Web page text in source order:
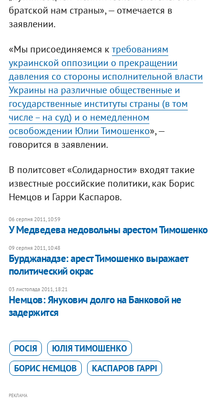
братской нам страны», — отмечается в
заявлении.
«Мы присоединяемся к требованиям
украинской оппозиции о прекращении
давления со стороны исполнительной власти
Украины на различные общественные и
государственные институты страны (в том
числе – на суд) и о немедленном
освобождении Юлии Тимошенко», —
говорится в заявлении.
В политсовет «Солидарности» входят такие
известные российские политики, как Борис
Немцов и Гарри Каспаров.
06 серпня 2011, 10:59
У Медведева недовольны арестом Тимошенко
09 серпня 2011, 10:48
Бурджанадзе: арест Тимошенко выражает
политический окрас
03 листопада 2011, 18:21
Немцов: Янукович долго на Банковой не
задержится
РОСІЯ
ЮЛІЯ ТИМОШЕНКО
БОРИС НЄМЦОВ
КАСПАРОВ ГАРРІ
РЕКЛАМА